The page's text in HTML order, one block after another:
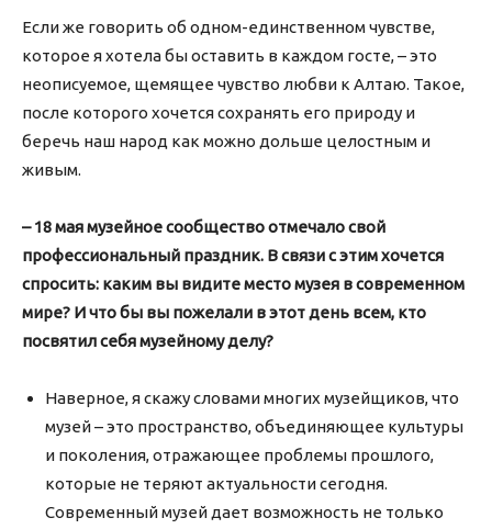
Если же говорить об одном-единственном чувстве,
которое я хотела бы оставить в каждом госте, – это
неописуемое, щемящее чувство любви к Алтаю. Такое,
после которого хочется сохранять его природу и
беречь наш народ как можно дольше целостным и
живым.
– 18 мая музейное сообщество отмечало свой
профессиональный праздник. В связи с этим хочется
спросить: каким вы видите место музея в современном
мире? И что бы вы пожелали в этот день всем, кто
посвятил себя музейному делу?
Наверное, я скажу словами многих музейщиков, что
музей – это пространство, объединяющее культуры
и поколения, отражающее проблемы прошлого,
которые не теряют актуальности сегодня.
Современный музей дает возможность не только